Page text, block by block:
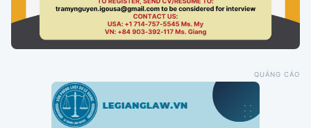
QUẢNG CÁO